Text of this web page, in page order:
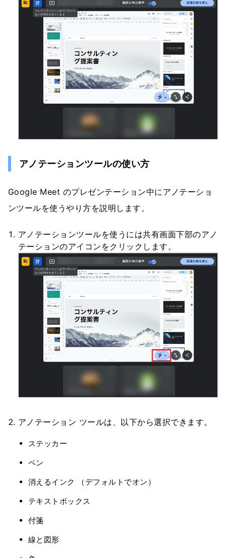
アノテーションツールの使い方
Google Meet のプレゼンテーション中にアノテーショ
ンツールを使うやり方を説明します。
アノテーションツールを使うには共有画面下部のアノ
テーションのアイコンをクリックします。
アノテーション ツールは、以下から選択できます。
ステッカー
ペン
消えるインク （デフォルトでオン）
テキストボックス
付箋
線と図形